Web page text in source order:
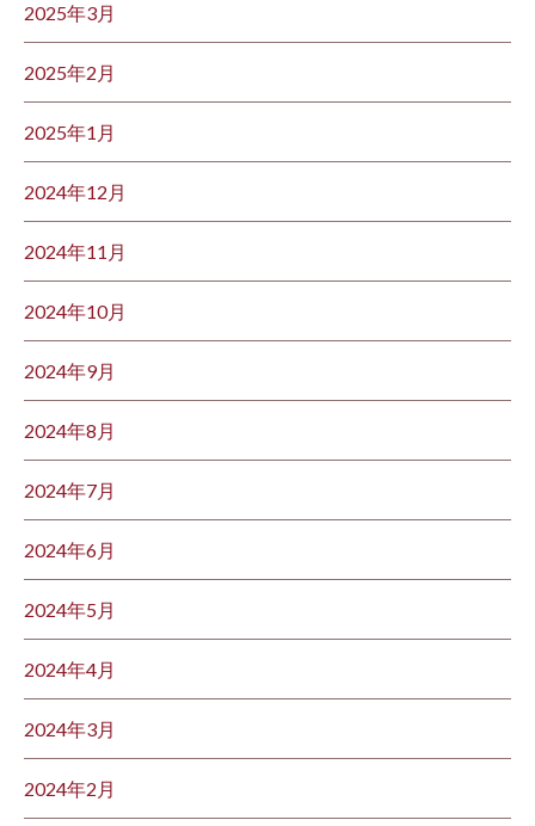
2025年3月
2025年2月
2025年1月
2024年12月
2024年11月
2024年10月
2024年9月
2024年8月
2024年7月
2024年6月
2024年5月
2024年4月
2024年3月
2024年2月